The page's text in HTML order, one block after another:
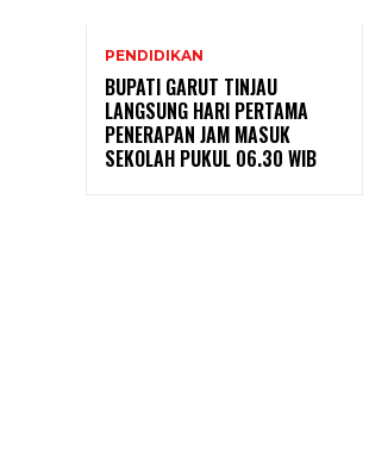
PENDIDIKAN
BUPATI GARUT TINJAU
LANGSUNG HARI PERTAMA
PENERAPAN JAM MASUK
SEKOLAH PUKUL 06.30 WIB